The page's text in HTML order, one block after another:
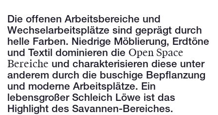
Die offenen Arbeitsbereiche und
Wechselarbeitsplätze sind geprägt durch
helle Farben. Niedrige Möblierung, Erdtöne
und Textil dominieren die Open Space
Bereiche und charakterisieren diese unter
anderem durch die buschige Bepflanzung
und moderne Arbeitsplätze. Ein
lebensgroßer Schleich Löwe ist das
Highlight des Savannen-Bereiches.